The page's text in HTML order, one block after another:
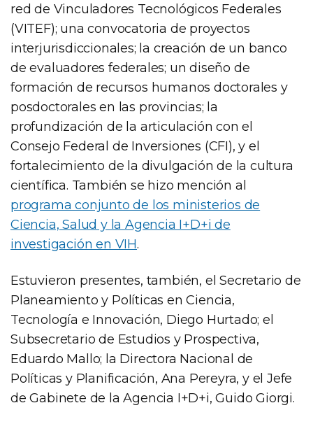
red de Vinculadores Tecnológicos Federales
(VITEF); una convocatoria de proyectos
interjurisdiccionales; la creación de un banco
de evaluadores federales; un diseño de
formación de recursos humanos doctorales y
posdoctorales en las provincias; la
profundización de la articulación con el
Consejo Federal de Inversiones (CFI), y el
fortalecimiento de la divulgación de la cultura
científica. También se hizo mención al
programa conjunto de los ministerios de
Ciencia, Salud y la Agencia I+D+i de
investigación en VIH.
Estuvieron presentes, también, el Secretario de
Planeamiento y Políticas en Ciencia,
Tecnología e Innovación, Diego Hurtado; el
Subsecretario de Estudios y Prospectiva,
Eduardo Mallo; la Directora Nacional de
Políticas y Planificación, Ana Pereyra, y el Jefe
de Gabinete de la Agencia I+D+i, Guido Giorgi.